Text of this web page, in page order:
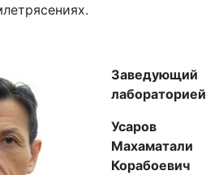
Заведующий
лабораторией
Усаров
Махаматали
Корабоевич